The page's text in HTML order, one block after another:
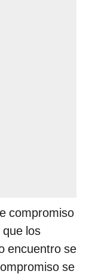
compromiso
los
encuentro se
se